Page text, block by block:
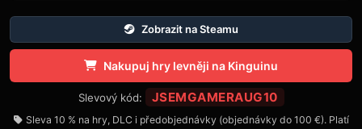
Zobrazit na Steamu
Nakupuj hry levněji na Kinguinu
Slevový kód: JSEMGAMERAUG10
Sleva 10 % na hry, DLC i předobjednávky (objednávky do 100 €). Platí